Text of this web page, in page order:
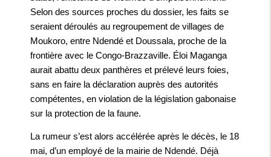
Selon des sources proches du dossier, les faits se
seraient déroulés au regroupement de villages de
Moukoro, entre Ndendé et Doussala, proche de la
frontière avec le Congo-Brazzaville. Éloi Maganga
aurait abattu deux panthères et prélevé leurs foies,
sans en faire la déclaration auprès des autorités
compétentes, en violation de la législation gabonaise
sur la protection de la faune.
La rumeur s’est alors accélérée après le décès, le 18
mai, d’un employé de la mairie de Ndendé. Déjà